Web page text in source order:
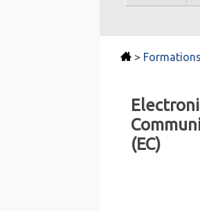
> Formations
(EC)